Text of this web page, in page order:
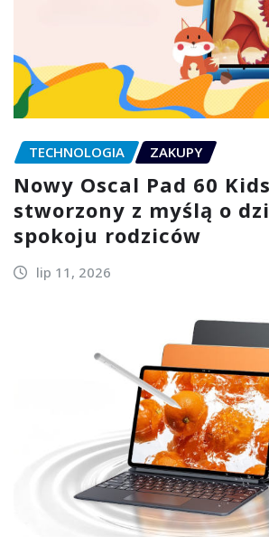
TECHNOLOGIA ZAKUPY
Nowy Oscal Pad 60
stworzony z myślą o
spokoju rodziców
lip 11, 2026